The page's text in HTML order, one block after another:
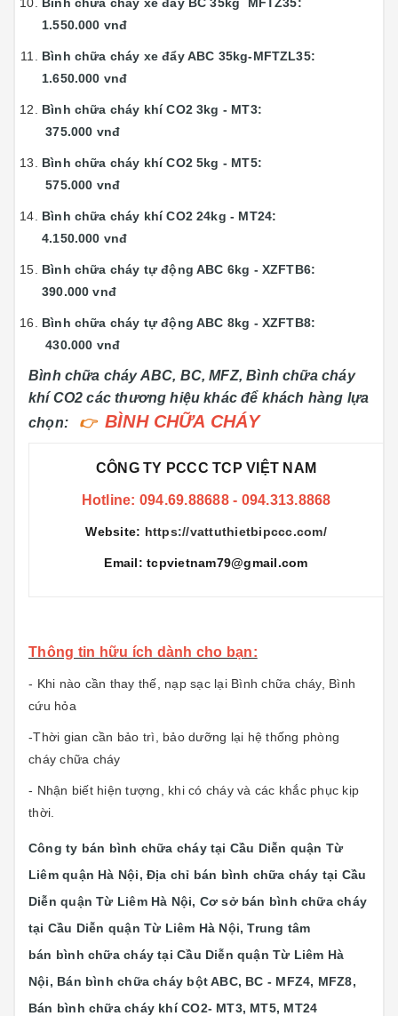
1.550.000 vnđ
Bình chữa cháy xe đẩy ABC 35kg-MFTZL35:
1.650.000 vnđ
Bình chữa cháy khí CO2 3kg - MT3:
375.000 vnđ
Bình chữa cháy khí CO2 5kg - MT5:
575.000 vnđ
Bình chữa cháy khí CO2 24kg - MT24:
4.150.000 vnđ
Bình chữa cháy tự động ABC 6kg - XZFTB6:
390.000 vnđ
Bình chữa cháy tự động ABC 8kg - XZFTB8:
430.000 vnđ
Bình chữa cháy ABC, BC, MFZ, Bình chữa cháy
khí CO2 các thương hiệu khác để khách hàng lựa
chọn:
👉 BÌNH CHỮA CHÁY
CÔNG TY PCCC TCP VIỆT NAM
Hotline: 094.69.88688 - 094.313.8868
Website: https://vattuthietbipccc.com/
Email: tcpvietnam79@gmail.com
Thông tin hữu ích dành cho bạn:
- Khi nào cần thay thế nạp sạc lại Bình chữa cháy, Bình
cứu hỏa
-Thời gian cần bảo trì
bảo dưỡng lại hệ thống phòng
cháy chữa cháy
- Nhận biết hiện tượng, khi có cháy và các khắc phục kịp
thời.
Công ty bán bình chữa cháy tại Cầu Diễn quận Từ
Liêm quận Hà Nội, Địa chỉ bán bình chữa cháy tại Cầu
Diễn quận Từ Liêm Hà Nội, Cơ sở bán bình chữa cháy
tại Cầu Diễn quận Từ Liêm Hà Nội, Trung tâm
bán bình chữa cháy tại Cầu Diễn quận Từ Liêm Hà
Nội, Bán bình chữa cháy bột ABC, BC - MFZ4, MFZ8,
Bán bình chữa cháy khí CO2- MT3, MT5, MT24